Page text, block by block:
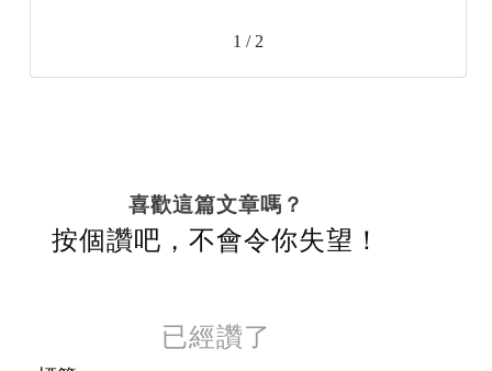
1 / 2
喜歡這篇文章嗎？
按個讚吧，不會令你失望！
已經讚了